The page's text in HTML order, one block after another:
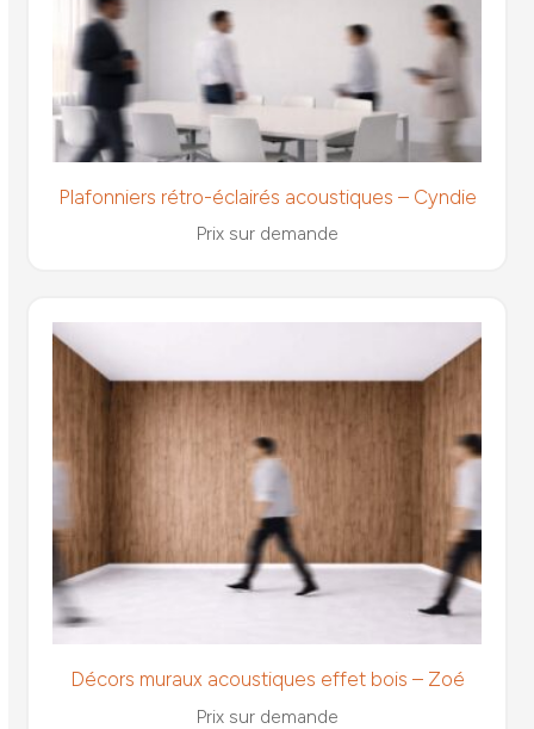
Plafonniers rétro-éclairés acoustiques – Cyndie
Prix sur demande
Décors muraux acoustiques effet bois – Zoé
Prix sur demande